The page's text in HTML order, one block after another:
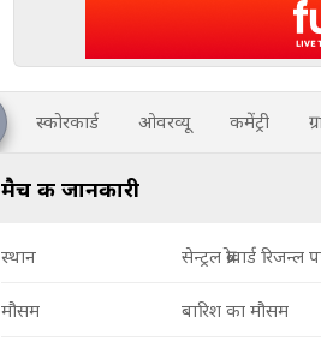
स्कोरकार्ड ओवरव्यू कमेंट्री
मैच की जानकारी
स्थान सेन्ट्रल ब्रोवार्ड
मौसम बारिश का मौसम